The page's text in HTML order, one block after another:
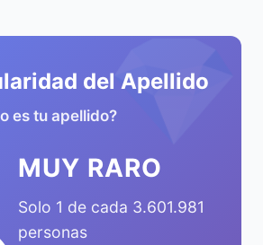
💎
del Apellido
es tu apellido?
MUY RARO
Solo 1 de cada 3.601.981
personas